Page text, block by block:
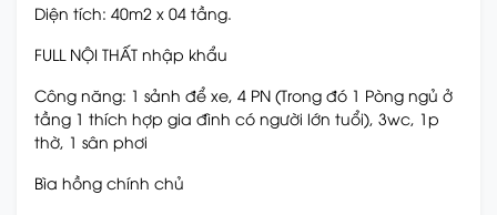
Diện tích: 40m2 x 04 tầng.
FULL NỘI THẤT nhập khẩu
Công năng: 1 sảnh để xe, 4 PN (Trong đó 1 Pòng ngủ ở
tầng 1 thích hợp gia đình có người lớn tuổi), 3wc, 1p
thờ, 1 sân phơi
Bìa hồng chính chủ